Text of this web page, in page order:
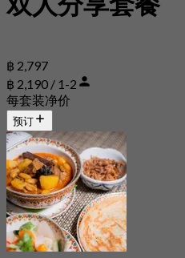
฿ 2,797
฿ 2,190 / 1-2
每套装净价
预订